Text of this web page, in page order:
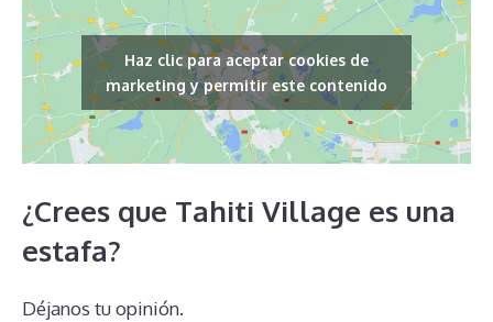
Haz clic para aceptar cookies de
marketing y permitir este contenido
¿Crees que Tahiti Village es una
estafa?
Déjanos tu opinión.